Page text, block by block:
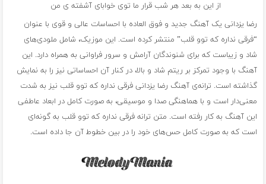
از این به بعد هر شب قرار ما توی خوابای آشفته ی من
رضا یزدانی یک آهنگ جدید و فوق العاده با احساسات عالی و قوی با عنوان
“فرقی نداره که توو قلب” منتشر کرده است. این موزیک، شامل ملودی‌های
شاد و زیباست که برای شنوندگان آرامش و سرور فراوانی به همراه دارد. این
آهنگ با وجود تمرکز بر ریتم شاد و بالا، در کنار آن احساساتی نیز را به نمایش
گذاشته است. ترانه‌ی آهنگ رضا یزدانی فرقی نداره که توو قلب نیز به شدت
معنی‌دار است و با هماهنگی صدا و موسیقی، به صورت کامل در ابعاد عاطفی
این آهنگ به کار رفته است. متن ترانه فرقی نداره که توو قلب به گونه‌ای
است که به صورت کامل حس‌های خود را در بین خطوط آن جا داده است.